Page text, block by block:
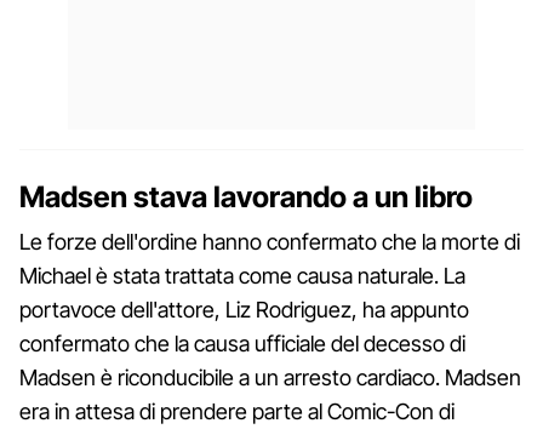
Madsen stava lavorando a un libro
Le forze dell'ordine hanno confermato che la morte di
Michael è stata trattata come causa naturale. La
portavoce dell'attore, Liz Rodriguez, ha appunto
confermato che la causa ufficiale del decesso di
Madsen è riconducibile a un arresto cardiaco. Madsen
era in attesa di prendere parte al Comic-Con di